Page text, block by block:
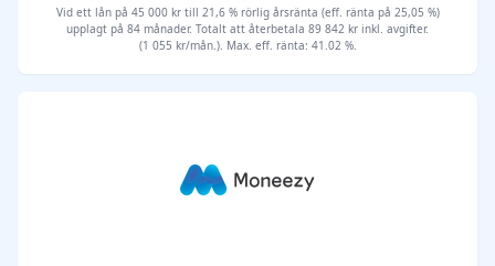
Vid ett lån på 45 000 kr till 21,6 % rörlig årsränta (eff. ränta på 25,05 %)
upplagt på 84 månader. Totalt att återbetala 89 842 kr inkl. avgifter.
(1 055 kr/mån.). Max. eff. ränta: 41.02 %.